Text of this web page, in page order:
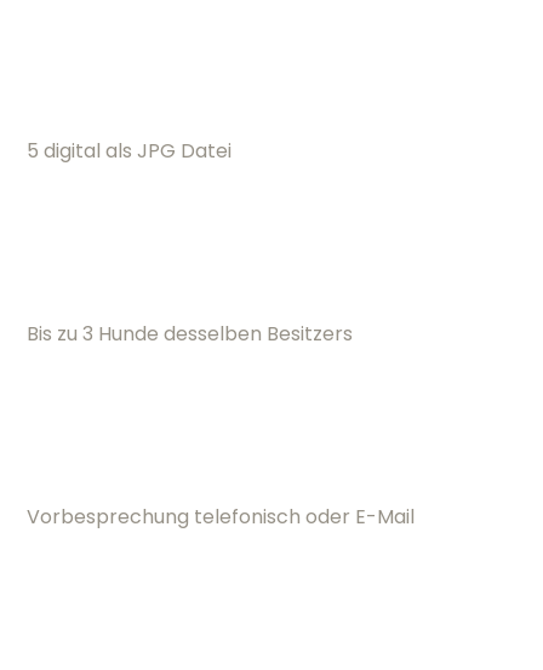
5 digital als JPG Datei
Bis zu 3 Hunde desselben Besitzers
Vorbesprechung telefonisch oder E-Mail